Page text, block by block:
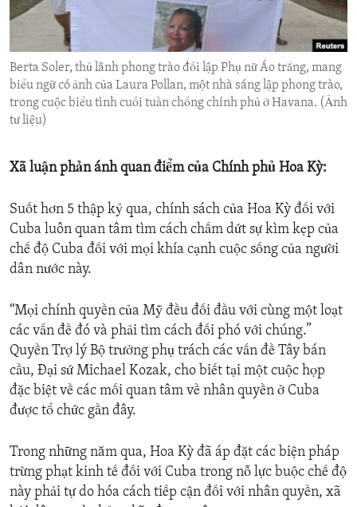
ENVIRONMENT AND HEALTH
IDEALS AND INSTITUTIONS
Berta Soler, thủ lãnh phong trào đối lập Phụ nữ Áo trắng, mang
biểu ngữ có ảnh của Laura Pollan, một nhà sáng lập phong trào,
trong cuộc biểu tình cuối tuần chống chính phủ ở Havana. (Ảnh
tư liệu)
Xã luận phản ánh quan điểm của Chính phủ Hoa Kỳ:
Suốt hơn 5 thập kỷ qua, chính sách của Hoa Kỳ đối với
Cuba luôn quan tâm tìm cách chấm dứt sự kìm kẹp của
chế độ Cuba đối với mọi khía cạnh cuộc sống của người
dân nước này.
“Mọi chính quyền của Mỹ đều đối đầu với cùng một loạt
các vấn đề đó và phải tìm cách đối phó với chúng.”
Quyền Trợ lý Bộ trưởng phụ trách các vấn đề Tây bán
cầu, Đại sứ Michael Kozak, cho biết tại một cuộc họp
đặc biệt về các mối quan tâm về nhân quyền ở Cuba
được tổ chức gần đây.
Trong những năm qua, Hoa Kỳ đã áp đặt các biện pháp
trừng phạt kinh tế đối với Cuba trong nỗ lực buộc chế độ
này phải tự do hóa cách tiếp cận đối với nhân quyền, xã